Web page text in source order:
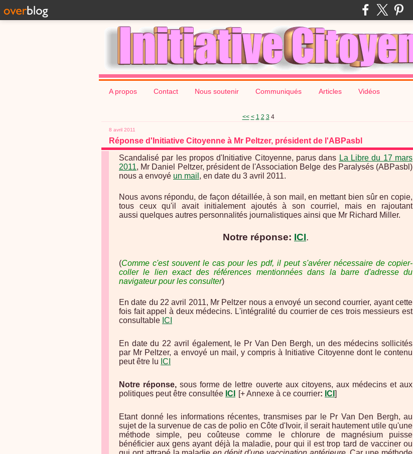
A propos Contact Nous soutenir Communiqués Articles Vidéos
<< < 1 2 3 4
8 avril 2011
Réponse d'Initiative Citoyenne à Mr Peltzer, président de l'ABPasbl
Scandalisé par les propos d'Initiative Citoyenne, parus dans La Libre du 17 mars
2011, Mr Daniel Peltzer, président de l'Association Belge des Paralysés (ABPasbl)
nous a envoyé un mail , en date du 3 avril 2011.
Nous avons répondu, de façon détaillée, à son mail, en mettant bien sûr en copie,
tous ceux qu'il avait initialement ajoutés à son courriel, mais en rajoutant
aussi quelques autres personnalités journalistiques ainsi que Mr Richard Miller.
Notre réponse: ICI.
(Comme c'est souvent le cas pour les pdf, il peut s'avérer nécessaire de copier-
coller le lien exact des références mentionnées dans la barre d'adresse du
navigateur pour les consulter)
En date du 22 avril 2011, Mr Peltzer nous a envoyé un second courrier, ayant cette
fois fait appel à deux médecins. L'intégralité du courrier de ces trois messieurs est
consultable ICI
En date du 22 avril également, le Pr Van Den Bergh, un des médecins sollicités
par Mr Peltzer, a envoyé un mail, y compris à Initiative Citoyenne dont le contenu
peut être lu ICI
Notre réponse, sous forme de lettre ouverte aux citoyens, aux médecins et aux
politiques peut être consultée ICI [+ Annexe à ce courrier: ICI ]
Etant donné les informations récentes, transmises par le Pr Van Den Bergh, au
sujet de la survenue de cas de polio en Côte d'Ivoir, il serait hautement utile qu'une
méthode simple, peu coûteuse comme le chlorure de magnésium puisse
bénéficier aux gens ayant déjà la maladie, pour qui il est trop tard de vacciner ou